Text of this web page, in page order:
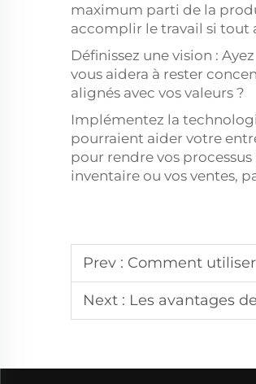
maximum parti de la
accomplir le travail si tout
Définissez une vision :
vous aidera à rester
alignés avec vos valeurs ?
Implémentez la
pourraient aider votre
pour rendre vos
inventaire ou vos ventes,
Prev : Comment utiliser un
Next : Les avantages de